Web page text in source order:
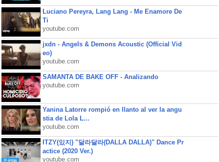
Luciano Pereyra, Lang Lang - Me Enamore De
Ti
youtube.com
jxdn - Angels & Demons Acoustic (Official Vid
eo)
youtube.com
SAMANTA DE BAKE OFF - Analizando
youtube.com
Yanina Latorre rompió en llanto al ver la angu
stia de Lola L...
youtube.com
ITZY(있지) "달라달라(DALLA DALLA)" Dance Pr
actice (2020 Ver.)
youtube.com